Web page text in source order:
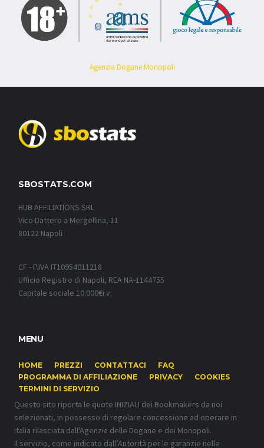
Agenzia Dogane Monopoli
SBOSTATS.COM
HUB AFFILIATIONS SRL
Vico Dattero a Mergellina, 11
80122 Napoli
CF - P.IVA IT10954011218
Ufficio Registro di Napoli, REA NA-1144755
Capitale sociale 10.000€i.v.
MENU
HOME PREZZI CONTATTACI
FAQ
PROGRAMMA DI AFFILIAZIONE
PRIVACY
COOKIES
TERMINI DI SERVIZIO
Questo sito riporta le quote INIZIALI dei Bookmakers da noi
selezionati, in possesso di regolare concessione ad operare in
Italia rilasciata dall'Agenzia delle Dogane e dei Monopoli.
Il servizio, come indicato dall’Autorità per le garanzie nelle